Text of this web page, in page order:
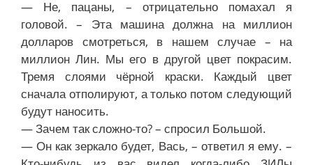
— Не, пацаны, – отрицательно помахал я
головой. – Эта машина должна на миллион
долларов смотреться, в нашем случае – на
миллион Лин. Мы его в другой цвет покрасим.
Тремя слоями чёрной краски. Каждый цвет
сначала отполируют, а только потом следующий
будут наносить.
— Зачем так сложно-то? – спросил Большой.
— Он как зеркало будет, Вась, – ответил я ему. –